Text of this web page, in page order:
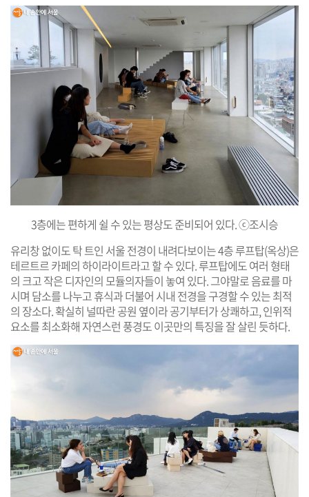
3층에는 편하게 쉴 수 있는 평상도 준비되어 있다. ⓒ조시승
유리창 없이도 탁 트인 서울 전경이 내려다보이는 4층 루프탑(옥상)은
테르트르 카페의 하이라이트라고 할 수 있다. 루프탑에도 여러 형태
의 크고 작은 디자인의 모듈의자들이 놓여 있다. 그야말로 음료를 마
시며 담소를 나누고 휴식과 더불어 시내 전경을 구경할 수 있는 최적
의 장소다. 확실히 널따란 공원 옆이라 공기부터가 상쾌하고, 인위적
요소를 최소화해 자연스런 풍경도 이곳만의 특징을 잘 살린 듯하다.